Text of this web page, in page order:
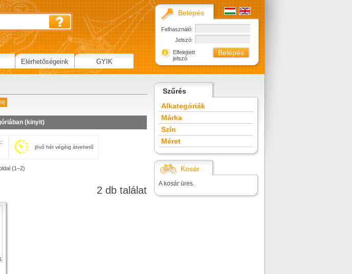
(kinyit)
jövő hét végéig átvehető
(1–2)
2 db találat
1
Szűrés
Alkategóriák
Márka
Szín
Méret
Kosár
A kosár üres.
Belépés
Felhasználó:
Jelszó:
Elfelejtett
jelszó
Elérhetőségeink GYIK